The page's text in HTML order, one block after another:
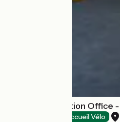
Tourist Information Office
Accueil Vélo